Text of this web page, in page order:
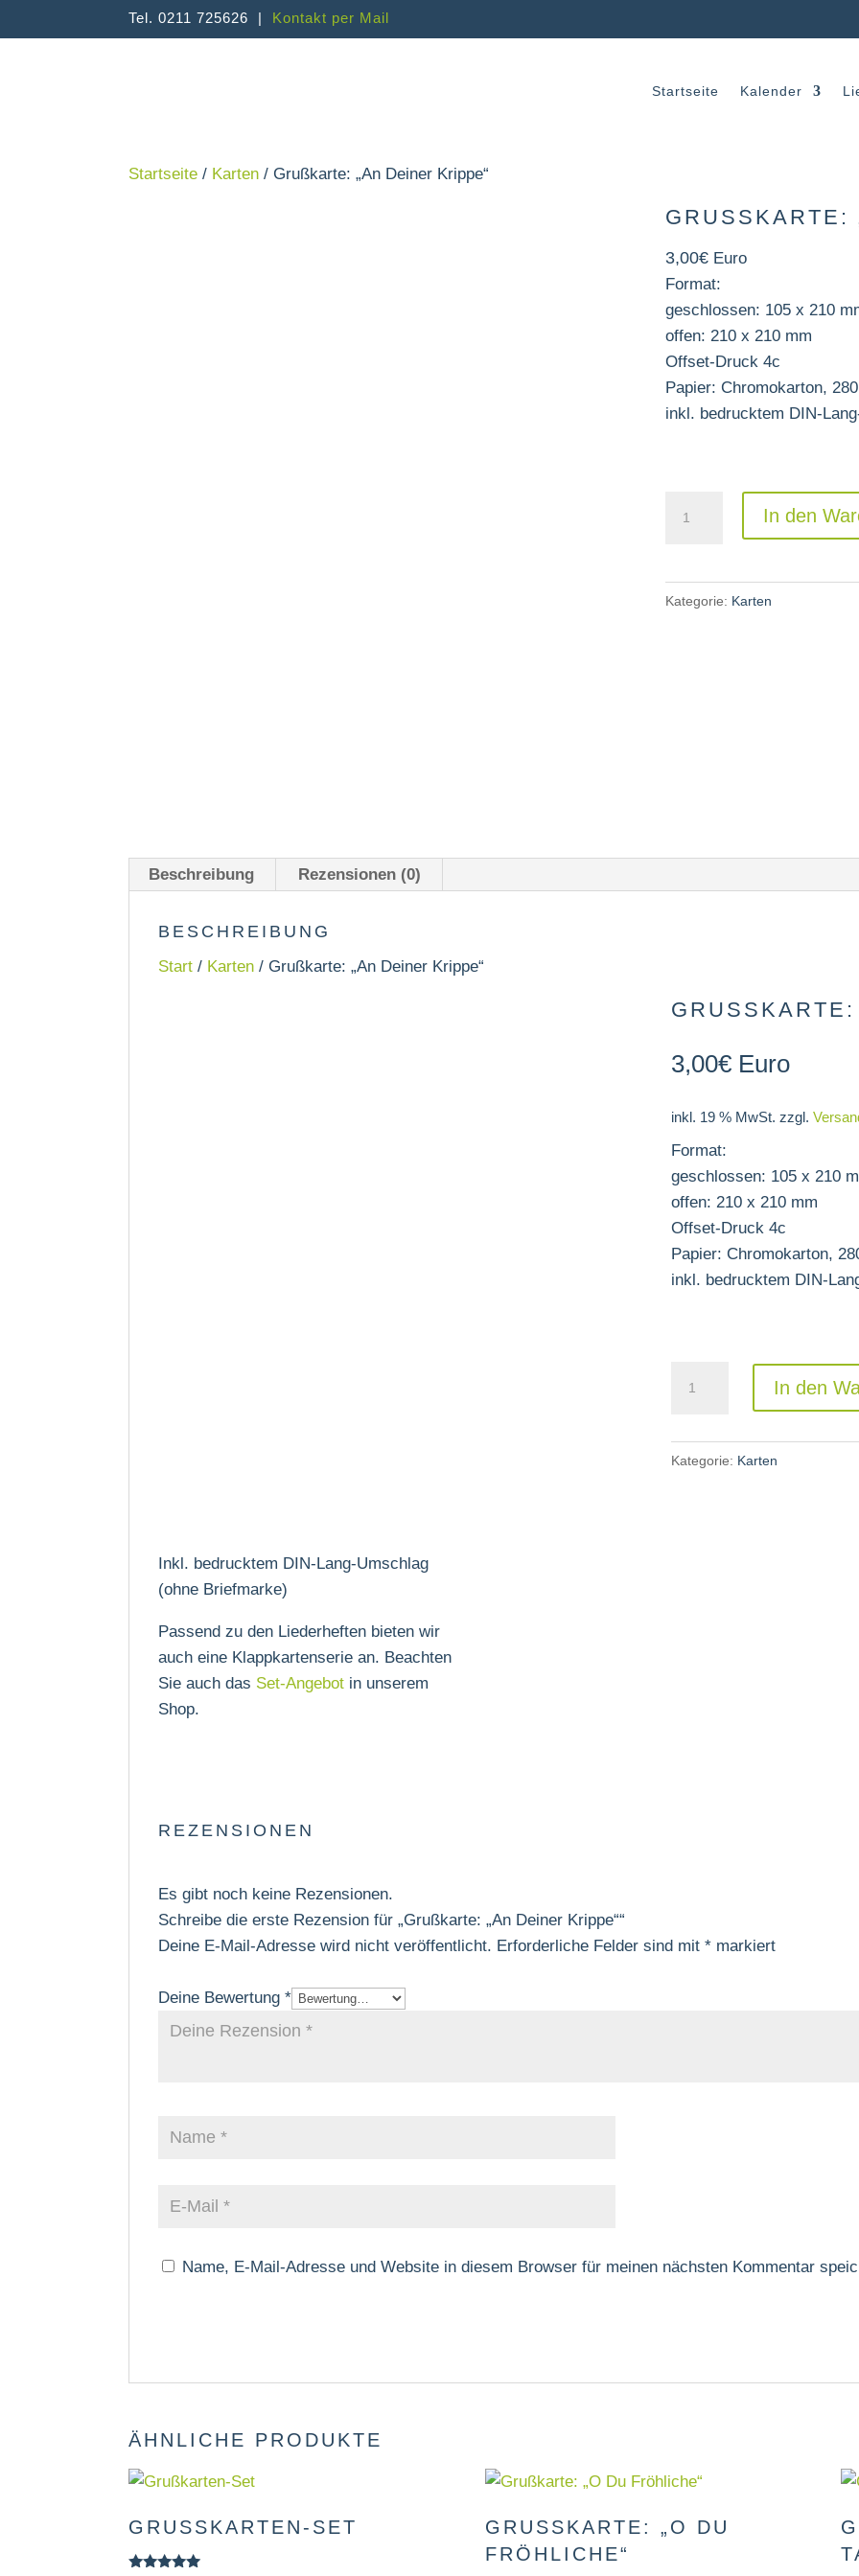
Tel. 0211 725626 | Kontakt per Mail
Startseite Kalender
Startseite / Karten / Grußkarte: „An Deiner Krippe“
GRUSSKARTE:
3,00€ Euro
Format:
geschlossen: 105 x 210
offen: 210 x 210 mm
Offset-Druck 4c
Papier: Chromokarton,
inkl. bedrucktem DIN-
Krippe“
Menge
In den
Kategorie: Karten
Beschreibung Rezensionen (0)
BESCHREIBUNG
Start / Karten / Grußkarte: „An Deiner Krippe“
GRUSSKARTE:
3,00€ Euro
inkl. 19 % MwSt. zzgl.
Format:
geschlossen: 105 x 210
offen: 210 x 210 mm
Offset-Druck 4c
Papier: Chromokarton,
inkl. bedrucktem DIN-
In den
Kategorie: Karten
Inkl. bedrucktem DIN-Lang-Umschlag
(ohne Briefmarke)
Passend zu den Liederheften bieten wir
auch eine Klappkartenserie an. Beachten
Sie auch das Set-Angebot in unserem
Shop.
REZENSIONEN
Es gibt noch keine Rezensionen.
Schreibe die erste Rezension für „Grußkarte: „An Deiner Krippe““
Deine E-Mail-Adresse wird nicht veröffentlicht. Erforderliche Felder sind mit* markiert
Deine Bewertung*
Name, E-Mail-Adresse und Website in diesem Browser für meinen nächsten Kommentar
ÄHNLICHE PRODUKTE
GRUSSKARTEN-SET
GRUSSKARTE: „O DU F
RÖHLICHE“